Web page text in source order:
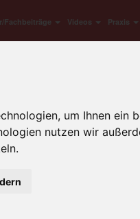
um Ihnen
nutzen wir
Fachbeiträge Videos Praxis
–